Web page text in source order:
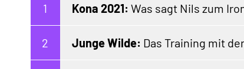
Kona 2021: Was sagt Nils zum
Junge Wilde: Das Training mit